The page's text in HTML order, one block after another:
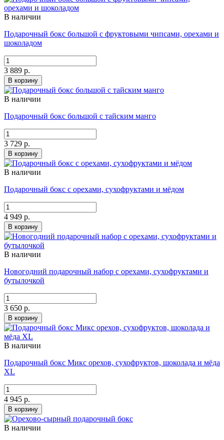
В наличии
Подарочный бокс большой с фруктовыми чипсами, орехами и
шоколадом
3 889 р.
В корзину
В наличии
Подарочный бокс большой с тайским манго
3 729 р.
В корзину
В наличии
Подарочный бокс с орехами, сухофруктами и мёдом
4 949 р.
В корзину
В наличии
Новогодний подарочный набор с орехами, сухофруктами и
бутылочкой
3 650 р.
В корзину
В наличии
Подарочный бокс Микс орехов, сухофруктов, шоколада и мёда
XL
4 945 р.
В корзину
В наличии